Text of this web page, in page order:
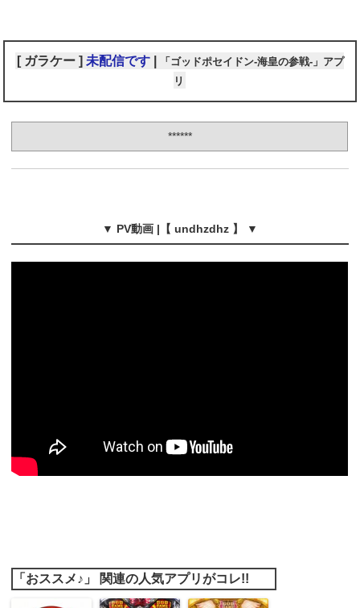
[ ガラケー ]未配信です
「ゴッドポセイドン-海皇の参戦-」アプ
リ
******
▼ PV動画 |【 undhzdhz 】 ▼
「おススメ♪」 関連の人気アプリがコレ!!